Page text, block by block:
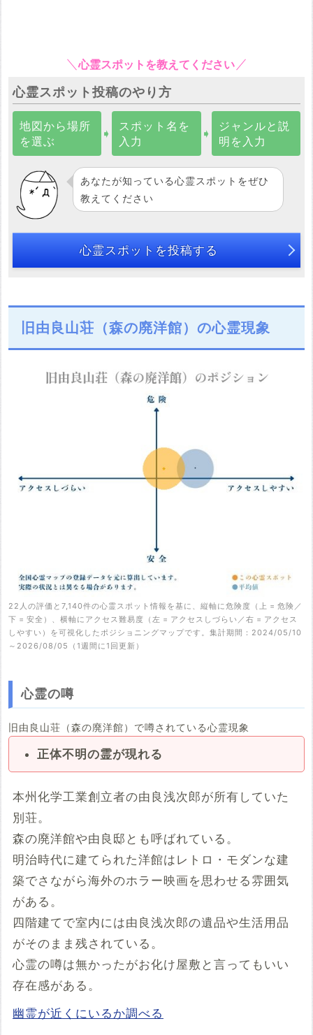
心霊スポットを教えてください
心霊スポット投稿のやり方
地図から場所
を選ぶ
➧
スポット名を
入力
➧
ジャンルと説
明を入力
あなたが知っている心霊スポットをぜひ
教えてください
心霊スポットを投稿する
旧由良山荘（森の廃洋館）の心霊現象
22人の評価と7,140件の心霊スポット情報を基に、縦軸に危険度（上 = 危険／
下 = 安全）、横軸にアクセス難易度（左 = アクセスしづらい／右 = アクセス
しやすい）を可視化したポジショニングマップです。集計期間：2024/05/10
～2026/08/05（1週間に1回更新）
心霊の噂
旧由良山荘（森の廃洋館）で噂されている心霊現象
正体不明の霊が現れる
本州化学工業創立者の由良浅次郎が所有していた
別荘。
森の廃洋館や由良邸とも呼ばれている。
明治時代に建てられた洋館はレトロ・モダンな建
築でさながら海外のホラー映画を思わせる雰囲気
がある。
四階建てで室内には由良浅次郎の遺品や生活用品
がそのまま残されている。
心霊の噂は無かったがお化け屋敷と言ってもいい
存在感がある。
幽霊が近くにいるか調べる